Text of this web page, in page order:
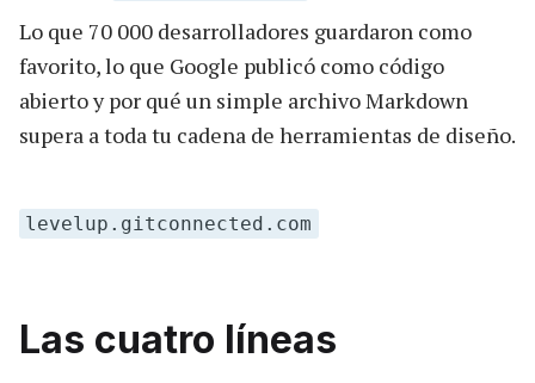
Lo que 70 000 desarrolladores guardaron como
favorito, lo que Google publicó como código
abierto y por qué un simple archivo Markdown
supera a toda tu cadena de herramientas de diseño.
levelup.gitconnected.com
Las cuatro líneas